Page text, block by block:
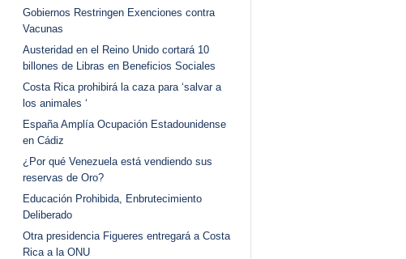
Gobiernos Restringen Exenciones contra
Vacunas
Austeridad en el Reino Unido cortará 10
billones de Libras en Beneficios Sociales
Costa Rica prohibirá la caza para ‘salvar a
los animales ‘
España Amplía Ocupación Estadounidense
en Cádiz
¿Por qué Venezuela está vendiendo sus
reservas de Oro?
Educación Prohibida, Enbrutecimiento
Deliberado
Otra presidencia Figueres entregará a Costa
Rica a la ONU